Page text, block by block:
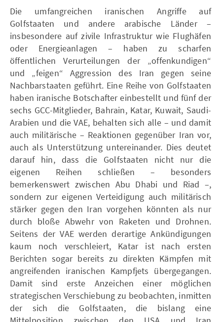
Die umfangreichen iranischen Angriffe auf
Golfstaaten und andere arabische Länder –
insbesondere auf zivile Infrastruktur wie Flughäfen
oder Energieanlagen – haben zu scharfen
öffentlichen Verurteilungen der „offenkundigen“
und „feigen“ Aggression des Iran gegen seine
Nachbarstaaten geführt. Eine Reihe von Golfstaaten
haben iranische Botschafter einbestellt und fünf der
sechs GCC-Mitglieder, Bahrain, Katar, Kuwait, Saudi-
Arabien und die VAE, behalten sich alle – und damit
auch militärische – Reaktionen gegenüber Iran vor,
auch als Unterstützung untereinander. Dies deutet
darauf hin, dass die Golfstaaten nicht nur die
eigenen Reihen schließen – besonders
bemerkenswert zwischen Abu Dhabi und Riad –,
sondern zur eigenen Verteidigung auch militärisch
stärker gegen den Iran vorgehen könnten als nur
durch bloße Abwehr von Raketen und Drohnen.
Seitens der VAE werden derartige Ankündigungen
kaum noch verschleiert, Katar ist nach ersten
Berichten sogar bereits zu direkten Kämpfen mit
angreifenden iranischen Kampfjets übergegangen.
Damit sind erste Anzeichen einer möglichen
strategischen Verschiebung zu beobachten, inmitten
der sich die Golfstaaten, die bislang eine